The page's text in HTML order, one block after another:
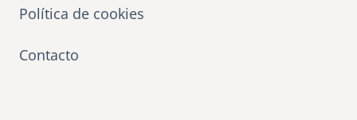
Política de cookies
Contacto